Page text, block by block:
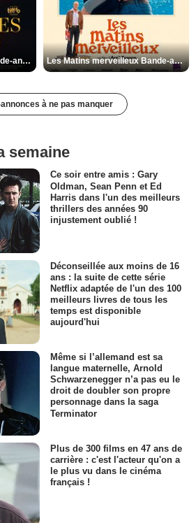
Les Silences de Riyad Bande-annonce VO STFR Les Matins merveilleux Bande-annonce VF
à ne pas manquer
semaine
Ce soir entre amis : Gary
Oldman, Sean Penn et Ed
Harris dans l'un des meilleurs
thrillers des années 90
injustement oublié !
Déconseillée aux moins de 16
ans : la suite de cette série
Netflix adaptée de l'un des 100
meilleurs livres de tous les
temps est disponible
aujourd'hui
Même si l’allemand est sa
langue maternelle, Arnold
Schwarzenegger n’a pas eu le
droit de doubler son propre
personnage dans la saga
Terminator
Plus de 300 films en 47 ans de
carrière : c'est l'acteur qu'on a
le plus vu dans le cinéma
français !